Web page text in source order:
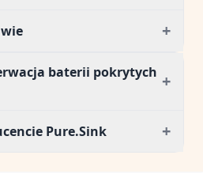
+
baterii pokrytych +
Pure.Sink +